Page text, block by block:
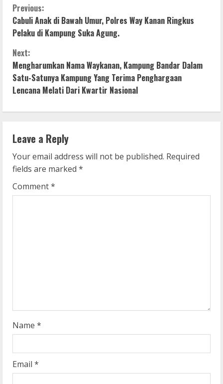
C
o
n
t
i
n
u
e
R
e
g
Previous:
Cabuli Anak di Bawah Umur, Polres Way Kanan Ringkus
Pelaku di Kampung Suka Agung.
Next:
Mengharumkan Nama Waykanan, Kampung Bandar Dalam
Satu-Satunya Kampung Yang Terima Penghargaan
Lencana Melati Dari Kwartir Nasional
Leave a Reply
Your email address will not be published. Required
fields are marked *
Comment*
Name *
Email *